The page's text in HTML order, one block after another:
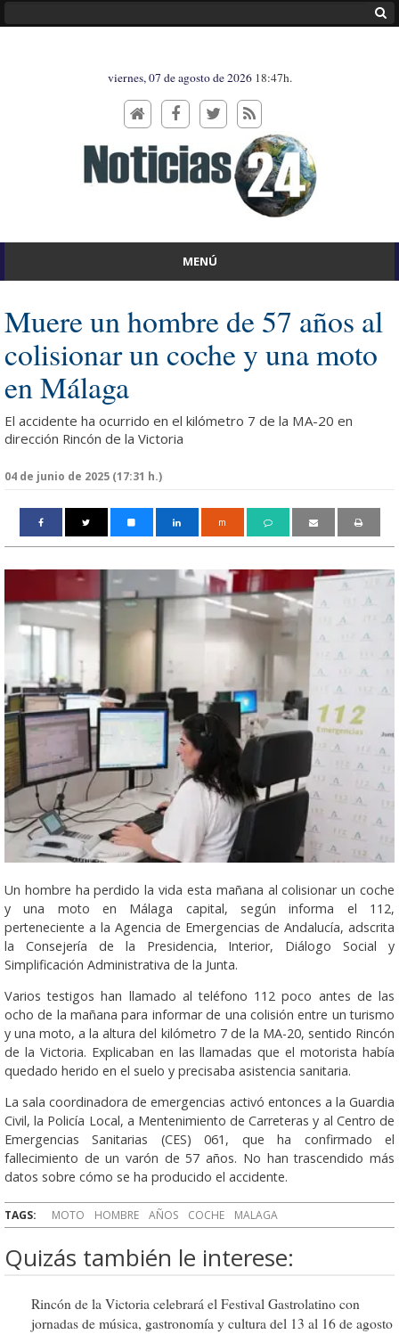
viernes, 07 de agosto de 2026 18:47h.
MENÚ
Muere un hombre de 57 años al
colisionar un coche y una moto
en Málaga
El accidente ha ocurrido en el kilómetro 7 de la MA-20 en
dirección Rincón de la Victoria
04 de junio de 2025 (17:31 h.)
m
Un hombre ha perdido la vida esta mañana al colisionar un coche
y una moto en Málaga capital, según informa el 112,
perteneciente a la Agencia de Emergencias de Andalucía, adscrita
la Consejería de la Presidencia, Interior, Diálogo Social y
Simplificación Administrativa de la Junta.
Varios testigos han llamado al teléfono 112 poco antes de las
ocho de la mañana para informar de una colisión entre un turismo
y una moto, a la altura del kilómetro 7 de la MA-20, sentido Rincón
de la Victoria. Explicaban en las llamadas que el motorista había
quedado herido en el suelo y precisaba asistencia sanitaria.
La sala coordinadora de emergencias activó entonces a la Guardia
Civil, la Policía Local, a Mentenimiento de Carreteras y al Centro de
Emergencias Sanitarias (CES) 061, que ha confirmado el
fallecimiento de un varón de 57 años. No han trascendido más
datos sobre cómo se ha producido el accidente.
TAGS: MOTO HOMBRE AÑOS COCHE MALAGA
Quizás también le interese:
Rincón de la Victoria celebrará el Festival Gastrolatino con
jornadas de música, gastronomía y cultura del 13 al 16 de agosto